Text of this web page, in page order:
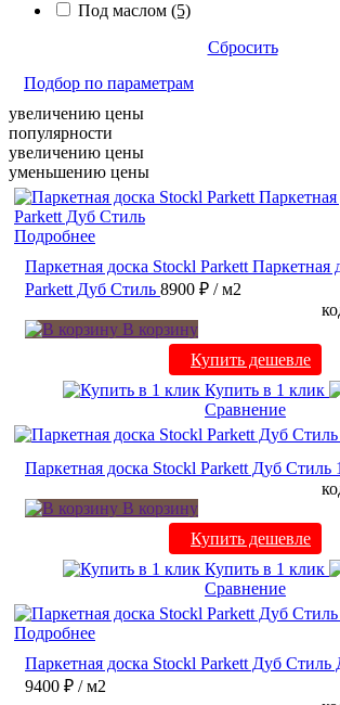
Под маслом (5)
Сбросить
Подбор по параметрам
увеличению цены
популярности
увеличению цены
уменьшению цены
Подробнее
Паркетная доска Stockl Parkett Паркетная
Parkett Дуб Стиль 8900 ₽ / м2
В корзину
Купить дешевле
Купить в 1 клик
Сравнение
Паркетная доска Stockl Parkett Дуб Стиль
В корзину
Купить дешевле
Купить в 1 клик
Сравнение
Подробнее
Паркетная доска Stockl Parkett Дуб Стиль
9400 ₽ / м2